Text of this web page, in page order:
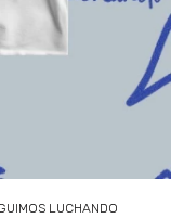
LUCHANDO